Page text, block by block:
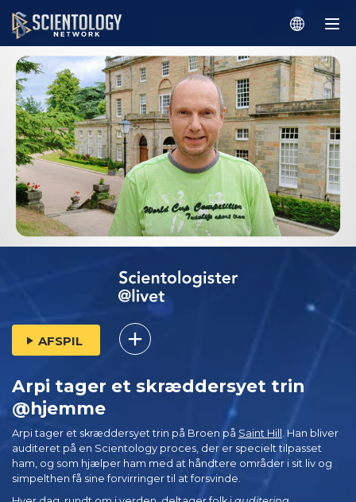
AFSPIL
Arpi tager et skræddersyet trin
@hjemme
Arpi tager et skræddersyet trin på Broen på Saint Hill . Han bliver
auditeret på en Scientology proces, der er specielt tilpasset
ham, og som hjælper ham med at håndtere områder i sit liv og
simpelthen få sine forvirringer til at forsvinde.